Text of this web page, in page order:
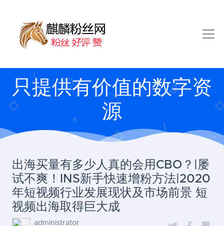
只提供有价值的数字资
源
出海买量有多少人真的会用CBO？|屡
试不爽！INS新手快速增粉方法|2020
年短视频行业发展现状及市场前景 短
视频出海取得巨大成
administrator